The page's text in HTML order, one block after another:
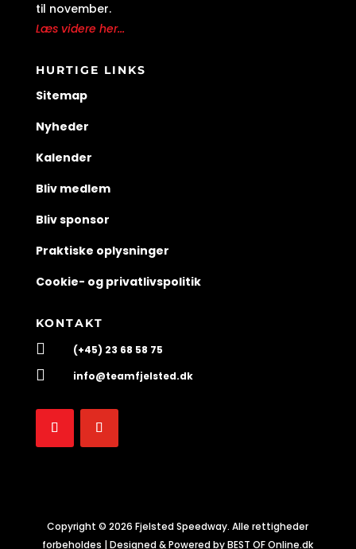
til november.
Læs videre her...
HURTIGE LINKS
Sitemap
Nyheder
Kalender
Bliv medlem
Bliv sponsor
Praktiske oplysninger
Cookie- og privatlivspolitik
KONTAKT
 (+45) 23 68 58 75
 info@teamfjelsted.dk
Copyright © 2026 Fjelsted Speedway. Alle rettigheder
forbeholdes | Designed & Powered by BEST OF Online.dk